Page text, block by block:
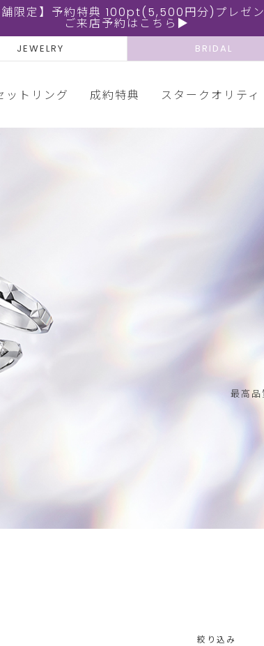
舗限定】予約特典 100pt(5,500円分)プレゼ
ご来店予約はこちら▶
JEWELRY BRIDAL
ットリング 成約特典 スタークオリティ
最高
絞り込み